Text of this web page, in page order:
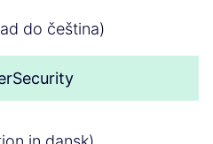
do čeština)